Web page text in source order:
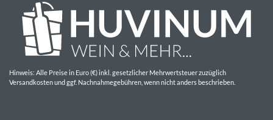
Hinweis: Alle Preise in Euro (€) inkl. gesetzlicher Mehrwertsteuer zuzüglich
Versandkosten und ggf. Nachnahmegebühren, wenn nicht anders beschrieben.